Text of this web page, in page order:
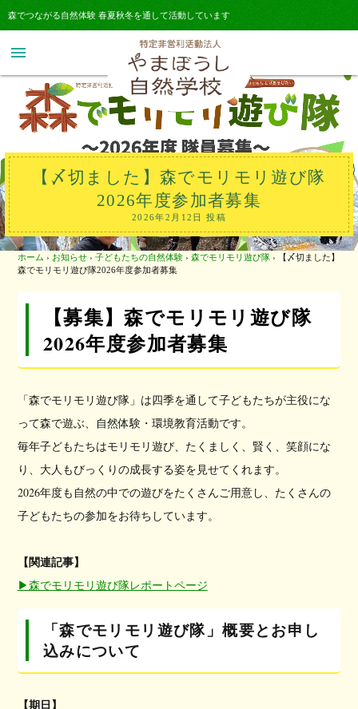
森でつながる自然体験 春夏秋冬を通して活動しています
menu
【〆切ました】森でモリモリ遊び隊
2026年度参加者募集
2026年2月12日 投稿
ホーム › お知らせ › 子どもたちの自然体験 › 森でモリモリ遊び隊 › 【〆切ました】
森でモリモリ遊び隊2026年度参加者募集
【募集】森でモリモリ遊び隊
2026年度参加者募集
「森でモリモリ遊び隊」は四季を通して子どもたちが主役にな
って森で遊ぶ、自然体験・環境教育活動です。
毎年子どもたちはモリモリ遊び、たくましく、賢く、笑顔にな
り、大人もびっくりの成長する姿を見せてくれます。
2026年度も自然の中での遊びをたくさんご用意し、たくさんの
子どもたちの参加をお待ちしています。
【関連記事】
▶︎森でモリモリ遊び隊レポートページ
「森でモリモリ遊び隊」概要とお申し
込みについて
【期日】